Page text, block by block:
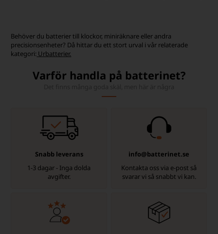
Behöver du batterier till klockor, miniräknare eller andra
precisionsenheter? Då hittar du ett stort urval i vår relaterade
kategori: Urbatterier.
Varför handla på batterinet?
Snabb leverans
1-3 dagar - Inga dolda
avgifter.
info@batterinet.se
Kontakta oss via e-post så
svarar vi så snabbt vi kan.